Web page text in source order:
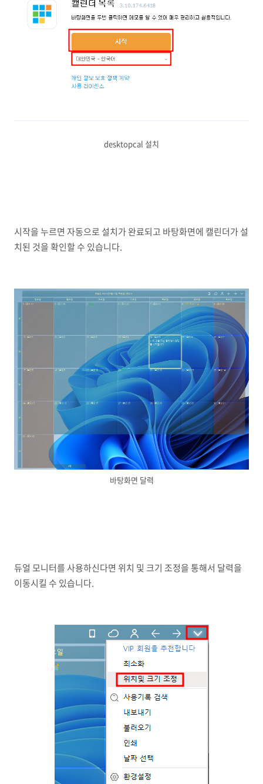
desktopcal 설치
시작을 누르면 자동으로 설치가 완료되고 바탕화면에 캘린더가 설
치된 것을 확인할 수 있습니다.
바탕화면 달력
듀얼 모니터를 사용하신다면 위치 및 크기 조정을 통해서 달력을
이동시킬 수 있습니다.